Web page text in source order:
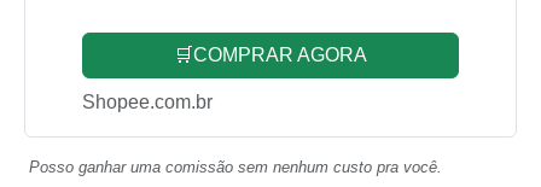
🛒COMPRAR AGORA
Shopee.com.br
Posso ganhar uma comissão sem nenhum custo pra você.